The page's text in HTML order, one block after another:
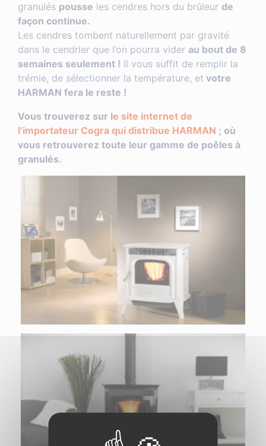
granulés pousse les cendres hors du brûleur de
façon continue.
Les cendres tombent naturellement par gravité
dans le cendrier que l’on pourra vider au bout de 8
semaines seulement ! Il vous suffit de remplir la
trémie, de sélectionner la température, et votre
HARMAN fera le reste !
Vous trouverez sur le site internet de
l’importateur Cogra qui distribue HARMAN ; où
vous retrouverez toute leur gamme de poêles à
granulés.